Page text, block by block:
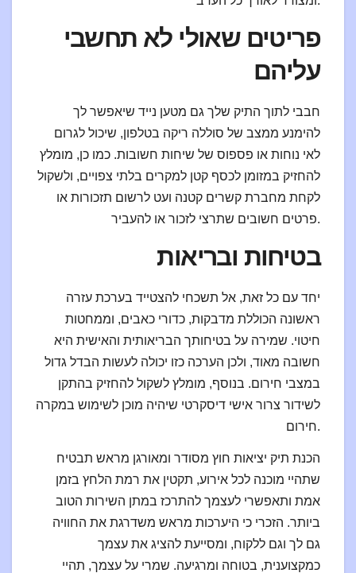
פריטים שאולי לא תחשבי
עליהם
חבבי לתוך התיק שלך גם מטען נייד שיאפשר לך
להימנע ממצב של סוללה ריקה בטלפון, שיכול לגרום
לאי נוחות או פספוס של שיחות חשובות. כמו כן, מומלץ
להחזיק במזומן לכסף קטן למקרים בלתי צפויים, ולשקול
לקחת מחברת קשרים קטנה ועט לרשום תזכורות או
פרטים חשובים שתרצי לזכור או להעביר.
בטיחות ובריאות
יחד עם כל זאת, אל תשכחי להצטייד בערכת עזרה
ראשונה הכוללת מדבקות, כדורי כאבים, וממחטות
חיטוי. שמירה על בטיחותך הבריאותית והאישית היא
חשובה מאוד, ולכן הערכה כזו יכולה לעשות הבדל גדול
במצבי חירום. בנוסף, מומלץ לשקול להחזיק בהתקן
לשידור צרור אישי דיסקרטי שיהיה מוכן לשימוש במקרה
חירום.
הכנת תיק יציאות חוץ מסודר ומאורגן מראש תבטיח
שתהיי מוכנה לכל אירוע, תקטין את רמת הלחץ בזמן
אמת ותאפשרי לעצמך להתרכז במתן השירות הטוב
ביותר. הזכרי כי היערכות מראש משדרגת את החוויה
גם לך וגם ללקוח, ומסייעת להציג את עצמך
כמקצוענית, בטוחה ומרגיעה. שמרי על עצמך, תהיי